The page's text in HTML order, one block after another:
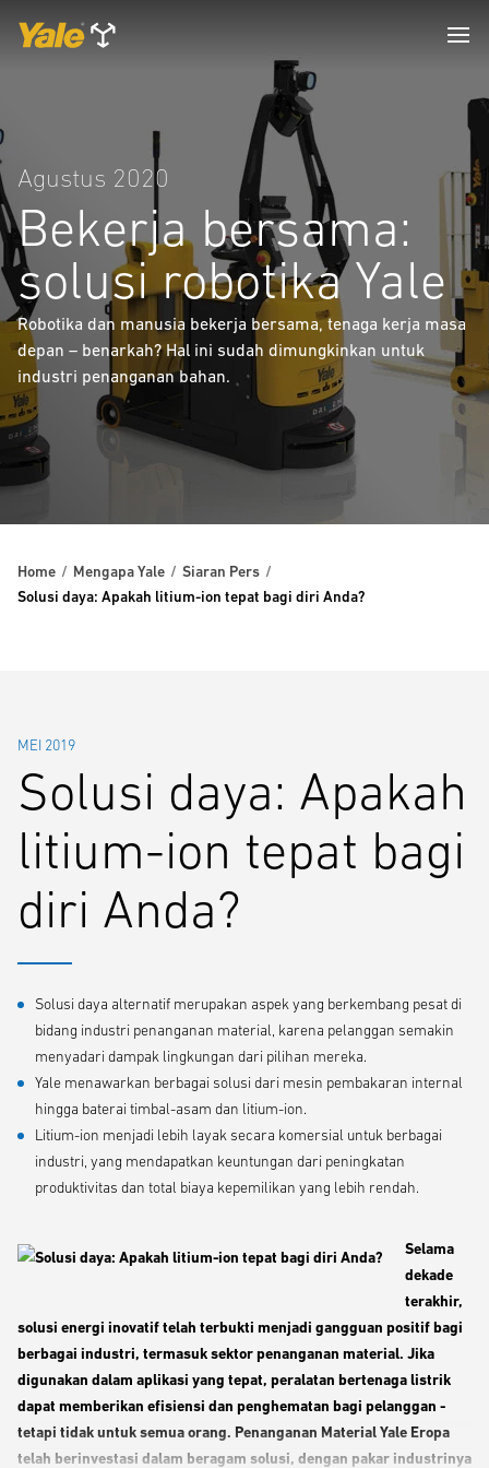
Agustus 2020
Bekerja bersama:
solusi robotika Yale
Robotika dan manusia bekerja bersama, tenaga kerja masa
depan – benarkah? Hal ini sudah dimungkinkan untuk
industri penanganan bahan.
Home Mengapa Yale
Siaran Pers
Solusi daya: Apakah litium-ion tepat bagi diri Anda?
MEI 2019
Solusi daya: Apakah
litium-ion tepat bagi
diri Anda?
Solusi daya alternatif merupakan aspek yang berkembang pesat di
bidang industri penanganan material, karena pelanggan semakin
menyadari dampak lingkungan dari pilihan mereka.
Yale menawarkan berbagai solusi dari mesin pembakaran internal
hingga baterai timbal-asam dan litium-ion.
Litium-ion menjadi lebih layak secara komersial untuk berbagai
industri, yang mendapatkan keuntungan dari peningkatan
produktivitas dan total biaya kepemilikan yang lebih rendah.
Selama
dekade
terakhir,
solusi energi inovatif telah terbukti menjadi gangguan positif bagi
berbagai industri, termasuk sektor penanganan material. Jika
digunakan dalam aplikasi yang tepat, peralatan bertenaga listrik
dapat memberikan efisiensi dan penghematan bagi pelanggan -
tetapi tidak untuk semua orang. Penanganan Material Yale Eropa
telah berinvestasi dalam beragam solusi, dengan pakar industrinya